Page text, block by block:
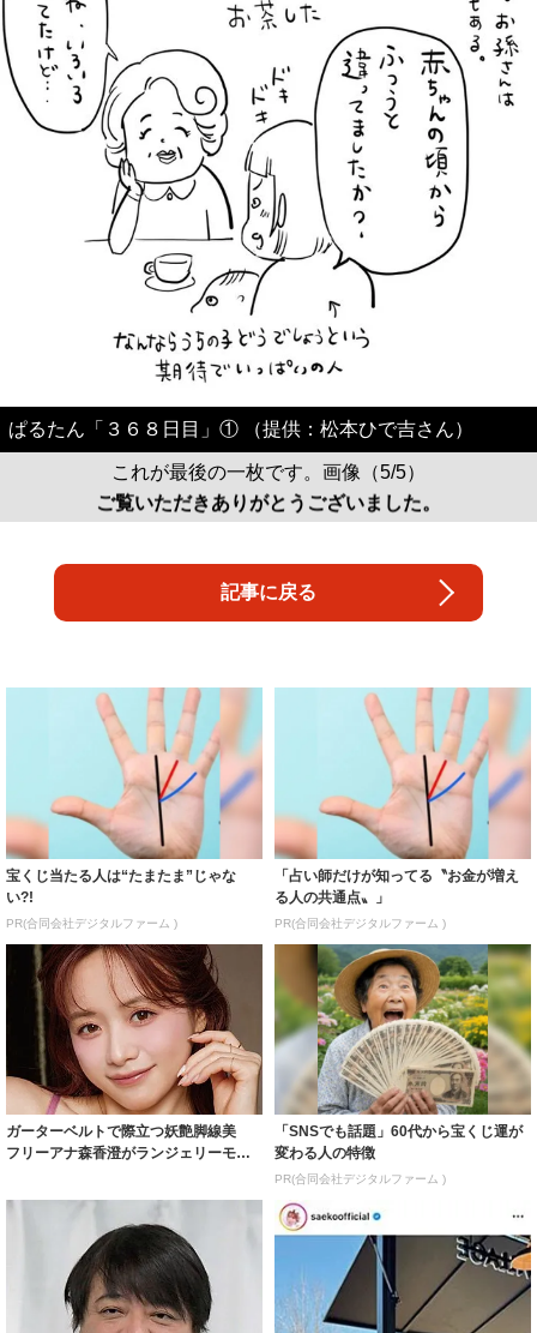
ぱるたん「３６８日目」① （提供：松本ひで吉さん）
これが最後の一枚です。画像（5/5）
ご覧いただきありがとうございました。
記事に戻る
宝くじ当たる人は“たまたま”じゃな
い?!
PR(合同会社デジタルファーム )
「占い師だけが知ってる〝お金が増え
る人の共通点〟」
PR(合同会社デジタルファーム )
ガーターベルトで際立つ妖艶脚線美
フリーアナ森香澄がランジェリーモデ
「SNSでも話題」60代から宝くじ運が
変わる人の特徴
PR(合同会社デジタルファーム )